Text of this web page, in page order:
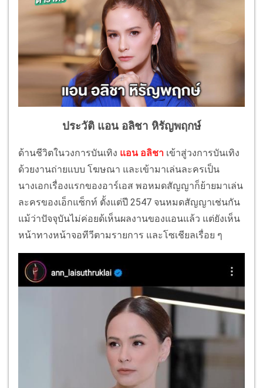
ประวัติ แอน อลิชา หิรัญพฤกษ์
ด้านชีวิตในวงการบันเทิง แอน อลิชา เข้าสู่วงการบันเทิง
ด้วยงานถ่ายแบบ โฆษณา และเข้ามาเล่นละครเป็น
นางเอกเรื่องแรกของอาร์เอส พอหมดสัญญาก็ย้ายมาเล่น
ละครของเอ็กแซ็กท์ ตั้งแต่ปี 2547 จนหมดสัญญาเช่นกัน
แม้ว่าปัจจุบันไม่ค่อยด้เห็นผลงานของแอนแล้ว แต่ยังเห็น
หน้าทางหน้าจอทีวีตามรายการ และโซเชียลเรื่อย ๆ